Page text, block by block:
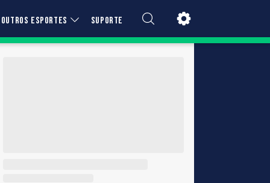
OUTROS ESPORTES SUPORTE